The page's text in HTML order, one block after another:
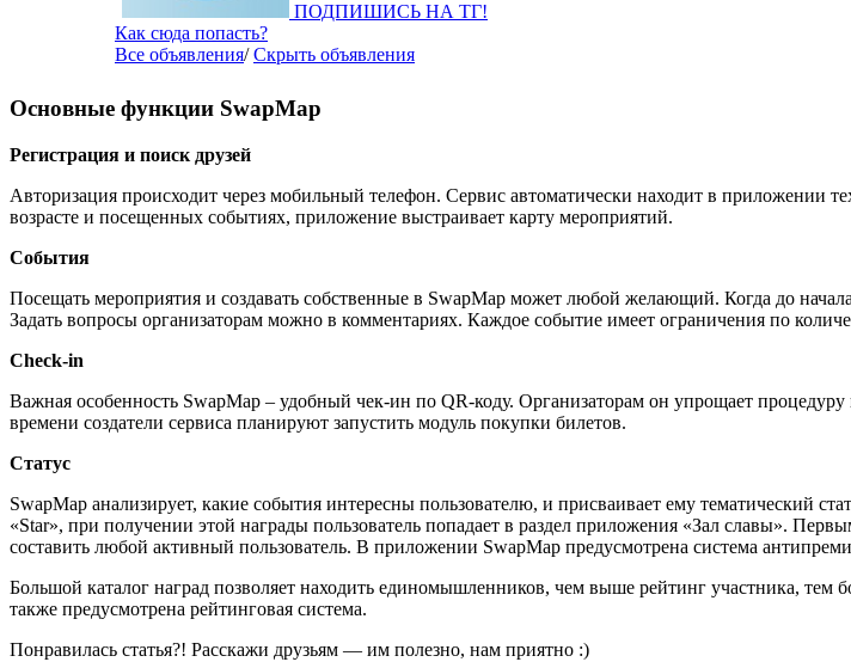
ПОДПИШИСЬ НА ТГ!
Как сюда попасть?
Все объявления/Скрыть объявления
Основные функции SwapMap
Регистрация и поиск друзей
Авторизация происходит через мобильный телефон. Сервис автоматически находит в приложении
возрасте и посещенных событиях, приложение выстраивает карту мероприятий.
События
Посещать мероприятия и создавать собственные в SwapMap может любой желающий. Когда до
Задать вопросы организаторам можно в комментариях. Каждое событие имеет ограничения по
Check-in
Важная особенность SwapMap – удобный чек-ин по QR-коду. Организаторам он упрощает
времени создатели сервиса планируют запустить модуль покупки билетов.
Статус
SwapMap анализирует, какие события интересны пользователю, и присваивает ему тематический
«Star», при получении этой награды пользователь попадает в раздел приложения «Зал славы».
составить любой активный пользователь. В приложении SwapMap предусмотрена система
Большой каталог наград позволяет находить единомышленников, чем выше рейтинг участника,
также предусмотрена рейтинговая система.
Понравилась статья?! Расскажи друзьям — им полезно, нам приятно :)